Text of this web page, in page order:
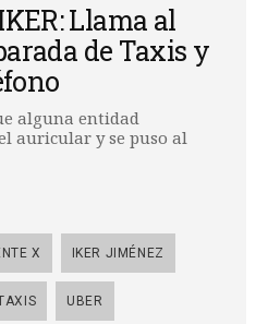
Llama al
de Taxis y
alguna entidad
auricular y se puso al
X IKER JIMÉNEZ
UBER